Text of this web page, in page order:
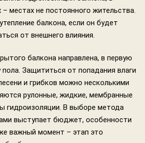
местах не постоянного жительства.
балкона, если он будет
от внешнего влияния.
балкона направлена, в первую
Защититься от попадания влаги
и грибков можно несколькими
рулонные, жидкие, мембранные
гидроизоляции. В выборе метода
выступает бюджет, особенности
важный момент – этап это